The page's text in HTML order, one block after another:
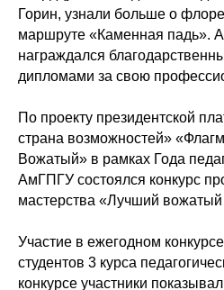
Горин, узнали больше о
маршруте «Каменная падь».
награждался
дипломами за свою
По проекту президентской
страна возможностей»
Вожатый» в рамках Года
АмГПГУ состоялся конкурс
мастерства «Лучший
Участие в ежегодном
студентов 3 курса
конкурсе участники